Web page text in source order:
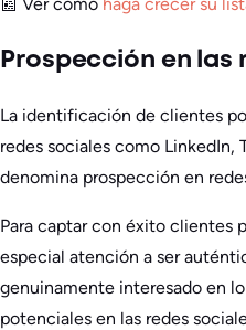
Prospección en las
La identificación de clientes
redes sociales como LinkedIn,
denomina prospección en
Para captar con éxito clientes
especial atención a ser
genuinamente interesado en
potenciales en las redes